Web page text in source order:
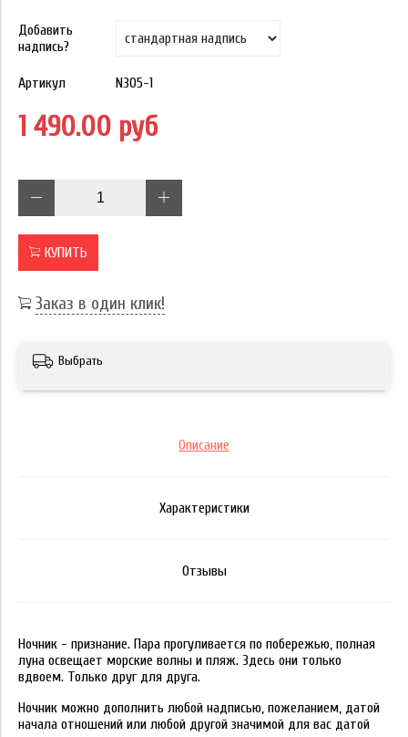
Добавить
надпись?
Артикул N305-1
1 490.00 руб
КУПИТЬ
Заказ в один клик!
Выбрать
Описание
Характеристики
Отзывы
Ночник - признание. Пара прогуливается по побережью, полная
луна освещает морские волны и пляж. Здесь они только
вдвоем. Только друг для друга.
Ночник можно дополнить любой надписью, пожеланием, датой
начала отношений или любой другой значимой для вас датой